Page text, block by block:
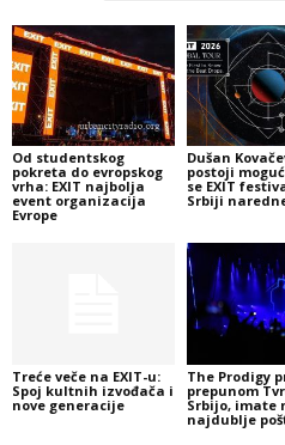
Od studentskog
pokreta do evropskog
vrha: EXIT najbolja
event organizacija
Evrope
Dušan
postoji
se EXIT
Srbiji
Treće veče na EXIT-u:
Spoj kultnih izvođača i
nove generacije
The Prodigy
prepunom
Srbijo, imate
najdublje